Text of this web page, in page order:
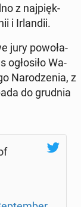
z naj­pięk­
i Ir­lan­dii.
jury po­wo­ła­
ogło­si­ło Wa­
Na­ro­dze­nia, z
do grudnia